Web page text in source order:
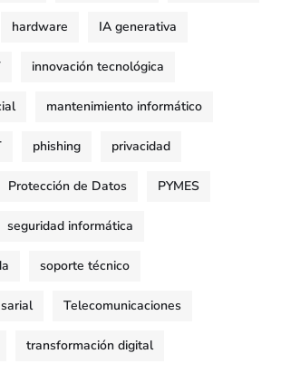
hardware IA generativa
innovación tecnológica
mantenimiento informático
phishing privacidad
Protección de Datos PYMES
seguridad informática
soporte técnico
Telecomunicaciones
transformación digital